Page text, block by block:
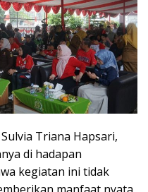
Triana Hapsari,
di hadapan
kegiatan ini tidak